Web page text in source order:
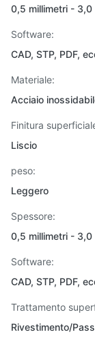
0,5 millimetri - 3,0
Software:
CAD, STP, PDF,
Materiale:
Acciaio
Finitura
Liscio
peso:
Leggero
Spessore:
0,5 millimetri - 3,0
Software:
CAD, STP, PDF,
Trattamento
Rivestimento/